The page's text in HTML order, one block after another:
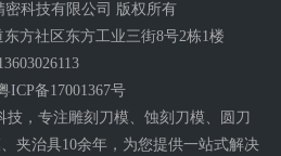
密科技有限公司 版权所有
方社区东方工业三街8号2栋1楼
ICP备17001367号
技，专注雕刻 刀模 、蚀刻刀模、圆刀
夹治具10余年，为您提供一站式解决